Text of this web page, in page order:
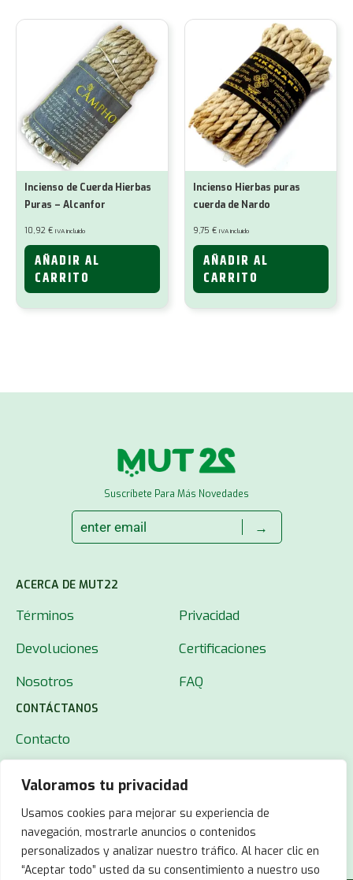
Valoramos tu privacidad
Usamos cookies para mejorar su experiencia de
navegación, mostrarle anuncios o contenidos
personalizados y analizar nuestro tráfico. Al hacer clic en
“Aceptar todo” usted da su consentimiento a nuestro uso
Incienso de Cuerda Hierbas
Puras – Alcanfor
10,92 € IVA incluido
AÑADIR AL
CARRITO
Incienso Hierbas puras
cuerda de Nardo
9,75 € IVA incluido
AÑADIR AL
CARRITO
Suscríbete Para Más Novedades
→
ACERCA DE MUT22
Términos
Privacidad
Devoluciones
Certificaciones
Nosotros
FAQ
CONTÁCTANOS
Contacto